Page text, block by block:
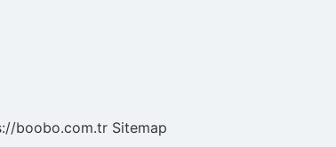
boobo.com.tr Sitemap